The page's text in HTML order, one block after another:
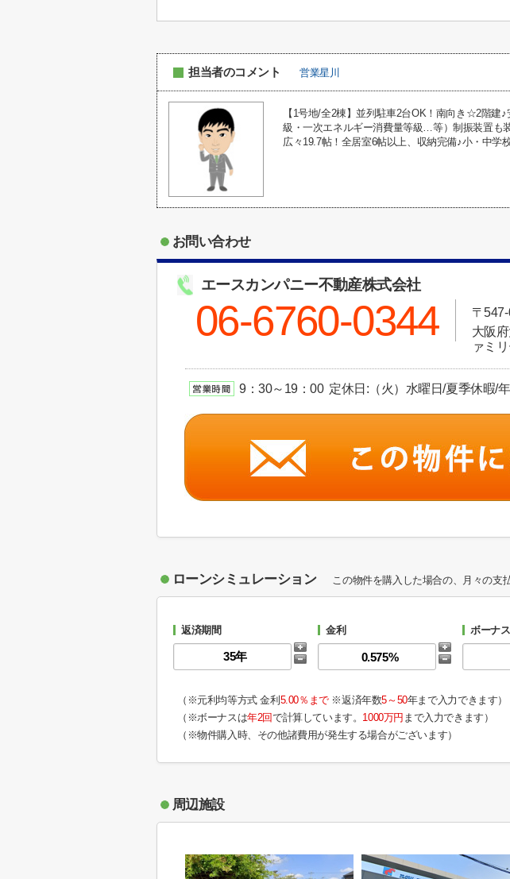
担当者のコメント 営業星川
【1号地/全2棟】並列駐車2台OK！南向き☆2階
級・一次エネルギー消費量等級…等）制振装置
広々19.7帖！全居室6帖以上、収納完備♪小・中学
お問い合わせ
エースカンパニー不動産株式会社
06-6760-0344
〒
大阪
ァミ
9：30～19：00 定休日:（火）水曜日/夏季休暇/
ローンシミュレーション この物件を購入した場合の、月々の支
返済期間 金利 ボーナ
（※元利均等方式 金利 5.00％まで※返済年数5～50年まで入力できます）
（※ボーナスは年2回で計算しています。 1000万円 まで入力できます）
（※物件購入時、その他諸費用が発生する場合がございます）
周辺施設